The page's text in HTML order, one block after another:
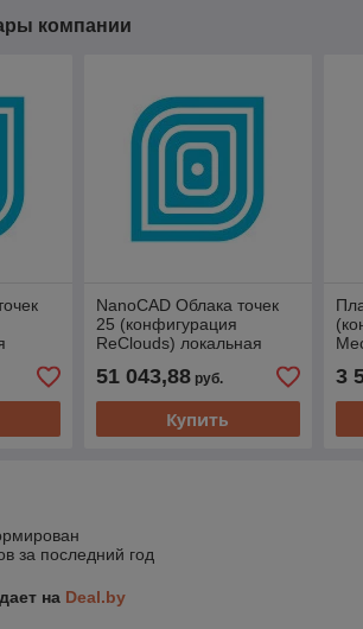
компании
NanoCAD Облака точек
25 (конфигурация
ReClouds) локальная
версия с подпиской на
обновления
51 043,88руб.
Купить
3
за последний год
на Deal.by